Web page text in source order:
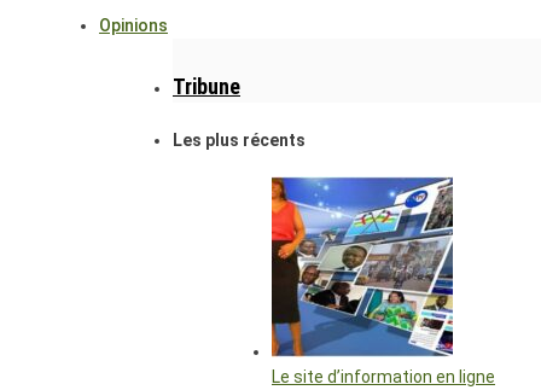
Opinions
Tribune
Les plus récents
Le site d’information en ligne